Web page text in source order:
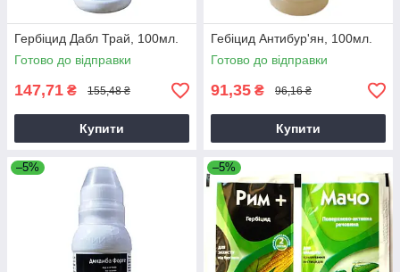
Гербіцид Дабл Трай, 100мл.
Готово до відправки
147,71 ₴ 155,48 ₴
Купити
Гебіцид Антибур'ян, 100мл.
Готово до відправки
91,35 ₴ 96,16 ₴
Купити
–5% –5%